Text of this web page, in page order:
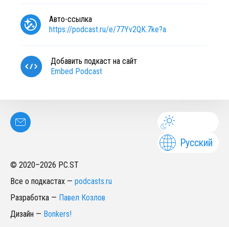
Авто-ссылка
https://podcast.ru/e/77Yv2QK.7ke?a
Добавить подкаст на сайт
Embed Podcast
Русский
© 2020–2026 PC.ST
Все о подкастах — podcasts.ru
Разработка — Павел Козлов
Дизайн — Bonkers!